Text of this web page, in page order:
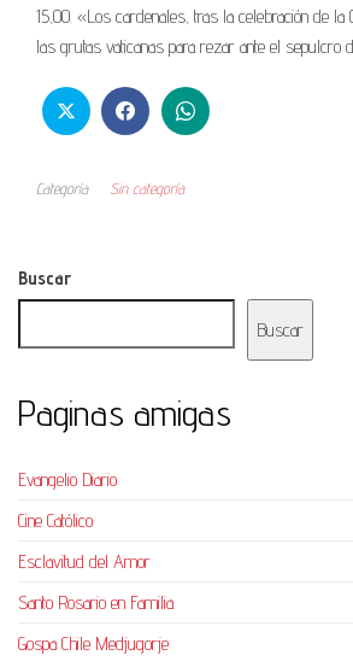
15,00. «Los cardenales, tras la celebración de la
las grutas vaticanas para rezar ante el sepulcro
Categoría Sin categoría
Buscar
Buscar
Paginas amigas
Evangelio Diario
Cine Católico
Esclavitud del Amor
Santo Rosario en Familia
Gospa Chile Medjugorje